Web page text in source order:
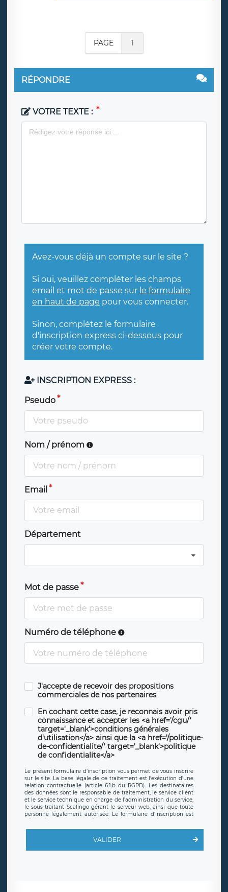
PAGE 1
RÉPONDRE
VOTRE TEXTE :
Avez-vous déjà un compte sur le site ?
Si oui, veuillez compléter les champs
email et mot de passe sur le formulaire
en haut de page pour vous connecter.
Sinon, complétez le formulaire
d'inscription express ci-dessous pour
créer votre compte.
INSCRIPTION EXPRESS :
Pseudo
Nom / prénom
Email
Département
Mot de passe
Numéro de téléphone
J'accepte de recevoir des propositions
commerciales de nos partenaires
En cochant cette case, je reconnais avoir pris
connaissance et accepter les <a href='/cgu/'
target='_blank'>conditions générales
d'utilisation</a> ainsi que la <a href='/politique-
de-confidentialite/' target='_blank'>politique
de confidentialite</a>
Le présent formulaire d’inscription vous permet de vous inscrire
sur le site. La base légale de ce traitement est l’exécution d’une
relation contractuelle (article 6.1.b du RGPD). Les destinataires
des données sont le responsable de traitement, le service client
et le service technique en charge de l’administration du service,
le sous-traitant Scalingo gérant le serveur web, ainsi que toute
personne légalement autorisée. Le formulaire d’inscription est
offrant desclauses de protection conformes au RGPD. Les
en sollicite la suppression, étant entendu que vous pouvez
demander la suppression de vos données et retirer votre
VALIDER